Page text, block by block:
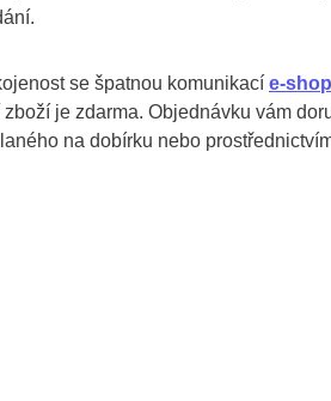
se špatnou komunikací e-
je zdarma. Objednávku vám
na dobírku nebo